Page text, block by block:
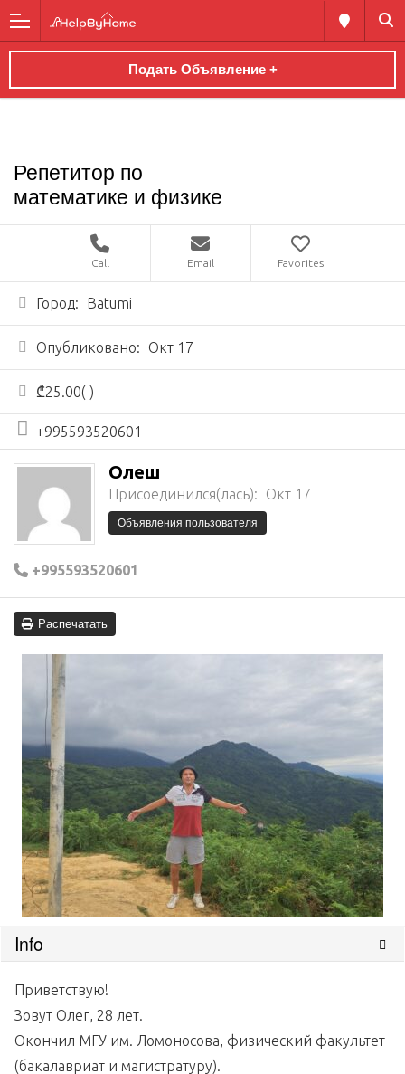
Подать Объявление +
Репетитор по
математике и физике
Call Email Favorites
Город: Batumi
Опубликовано: Окт 17
₾25.00( )
+995593520601
Олеш
Присоединился(лась): Окт 17
Объявления пользователя
+995593520601
Распечатать
Info
Приветствую!
Зовут Олег, 28 лет.
Окончил МГУ им. Ломоносова, физический факультет
(бакалавриат и магистратуру).